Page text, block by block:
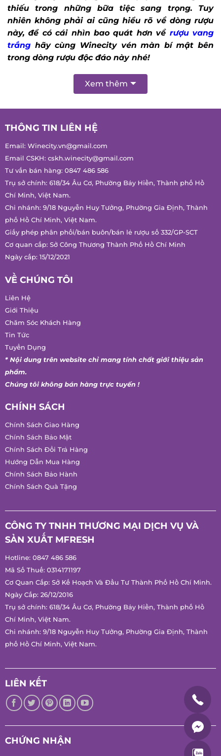
nhiên không phải ai cũng hiểu rõ về dòng rượu
này, để có cái nhìn bao quát hơn vềrượu vang
trắnghãy cùng Winecity vén màn bí mật bên
trong dòng rượu độc đáo này nhé!
Email:Winecity.vn@gmail.com
Email CSKH:cskh.winecity@gmail.com
Tư vấn bán hàng: 0847 486 586
Trụ sở chính: 618/34 Âu Cơ, Phường Bảy Hiền, Thành phố Hồ
Chí Minh, Việt Nam.
Chi nhánh: 9/18 Nguyễn Huy Tưởng, Phường Gia Định, Thành
phố Hồ Chí Minh, Việt Nam.
Giấy phép phân phối/bán buôn/bán lẻ rượu số 332/GP-SCT
Cơ quan cấp: Sở Công Thương Thành Phố Hồ Chí Minh
Ngày cấp: 15/12/2021
Liên Hệ
Giới Thiệu
Chăm Sóc Khách Hàng
Tin Tức
Tuyển Dụng
* Nội dung trên website chỉ mang tính chất giới thiệu sản
phẩm.
Chúng tôi không bán hàng trực tuyến !
Chính Sách Giao Hàng
Chính Sách Bảo Mật
Chính Sách Đổi Trả Hàng
Hướng Dẫn Mua Hàng
Chính Sách Bảo Hành
Chính Sách Quà Tặng
CÔNG TY TNHH THƯƠNG MẠI DỊCH VỤ VÀ
SẢN XUẤT MFRESH
Hotline:0847 486 586
Mã Số Thuế: 0314171197
Cơ Quan Cấp: Sở Kế Hoạch Và Đầu Tư Thành Phố Hồ Chí
Minh.
Ngày Cấp: 26/12/2016
Trụ sở chính: 618/34 Âu Cơ, Phường Bảy Hiền, Thành phố Hồ
Chí Minh, Việt Nam.
Chi nhánh: 9/18 Nguyễn Huy Tưởng, Phường Gia Định, Thành
phố Hồ Chí Minh, Việt Nam.
LIÊN KẾT
CHỨNG NHẬN